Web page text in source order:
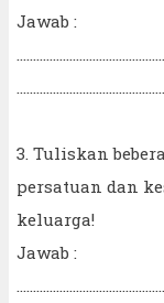
Jawab :
3. Tuliskan
persatuan dan
keluarga!
Jawab :